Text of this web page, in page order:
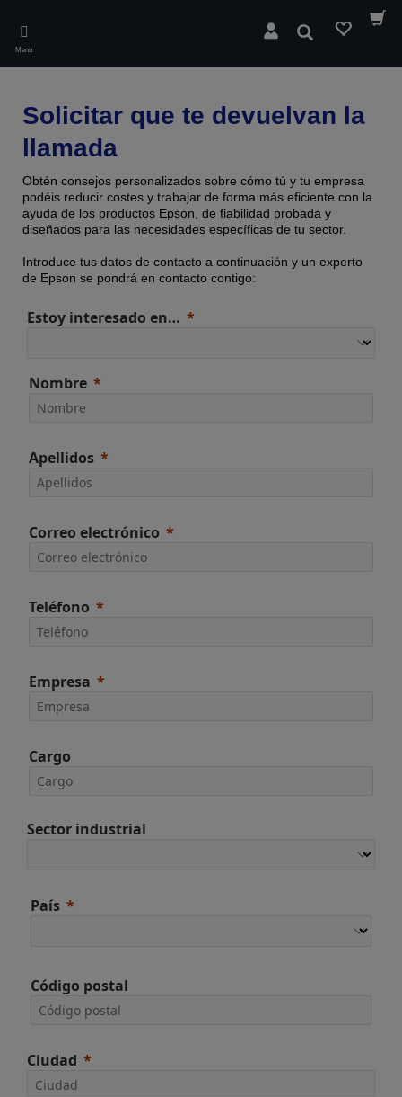
main
content
Menú
Buscar
Solicitar que te devuelvan la
llamada
Obtén consejos personalizados sobre cómo tú y tu empresa
podéis reducir costes y trabajar de forma más eficiente con la
ayuda de los productos Epson, de fiabilidad probada y
diseñados para las necesidades específicas de tu sector.
Introduce tus datos de contacto a continuación y un experto
de Epson se pondrá en contacto contigo:
Estoy interesado en…
Nombre
Apellidos
Correo electrónico
Teléfono
Empresa
Cargo
Sector industrial
País
Código postal
Ciudad